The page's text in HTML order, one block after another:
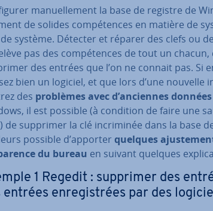
ma­nuel­le­ment la base de registre de
de solides com­pé­tences en matière de
système. Détecter et réparer des clefs ou
pas des com­pé­tences de tout un
des entrées que l’on ne connait pas. Si
bien un logiciel, et que lors d’une
des problèmes avec d’anciennes données
il est possible (à condition de faire une
de supprimer la clé in­cri­mi­née dans la base
possible d’apporter quelques
du bureau en suivant quelques
1 Regedit : supprimer des
entrées en­re­gis­trées par des